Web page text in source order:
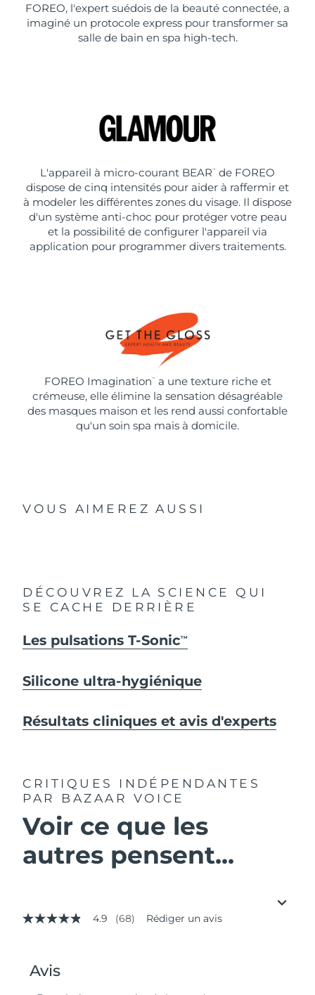
FOREO, l'expert suédois de la beauté connectée, a
imaginé un protocole express pour transformer sa
salle de bain en spa high-tech.
L'appareil à micro-courant BEAR ™
de FOREO
dispose de cinq intensités pour aider à raffermir et
à modeler les différentes zones du visage. Il dispose
d'un système anti-choc pour protéger votre peau
et la possibilité de configurer l'appareil via
application pour programmer divers traitements.
FOREO Imagination ™
a une texture riche et
crémeuse, elle élimine la sensation désagréable
des masques maison et les rend aussi confortable
qu'un soin spa mais à domicile.
VOUS AIMEREZ AUSSI
DÉCOUVREZ LA SCIENCE QUI
SE CACHE DERRIÈRE
Les pulsations T-SonicTM
Silicone ultra-hygiénique
Résultats cliniques et avis d'experts
CRITIQUES INDÉPENDANTES
PAR BAZAAR VOICE
Voir ce que les
autres pensent...
4.9
valeur
de
4.9 (68) Rédiger un avis